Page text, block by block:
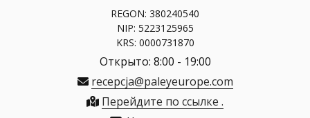
REGON: 380240540
NIP: 5223125965
KRS: 0000731870
Открыто: 8:00 - 19:00
recepcja@paleyeurope.com
Перейдите по ссылке .